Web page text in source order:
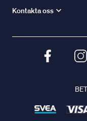
Kontakta oss